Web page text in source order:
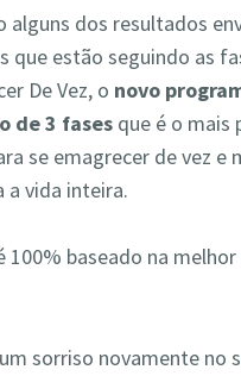
alguns dos resultados
que estão seguindo as
De Vez, o novo
de 3 fases que é o mais
se emagrecer de vez
a vida inteira.
100% baseado na
sorriso novamente